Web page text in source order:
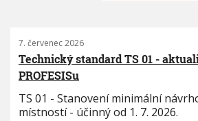
7. červenec 2026
Technický standard TS 01 -
PROFESISu
TS 01 - Stanovení minimální
místností - účinný od 1. 7. 2026.